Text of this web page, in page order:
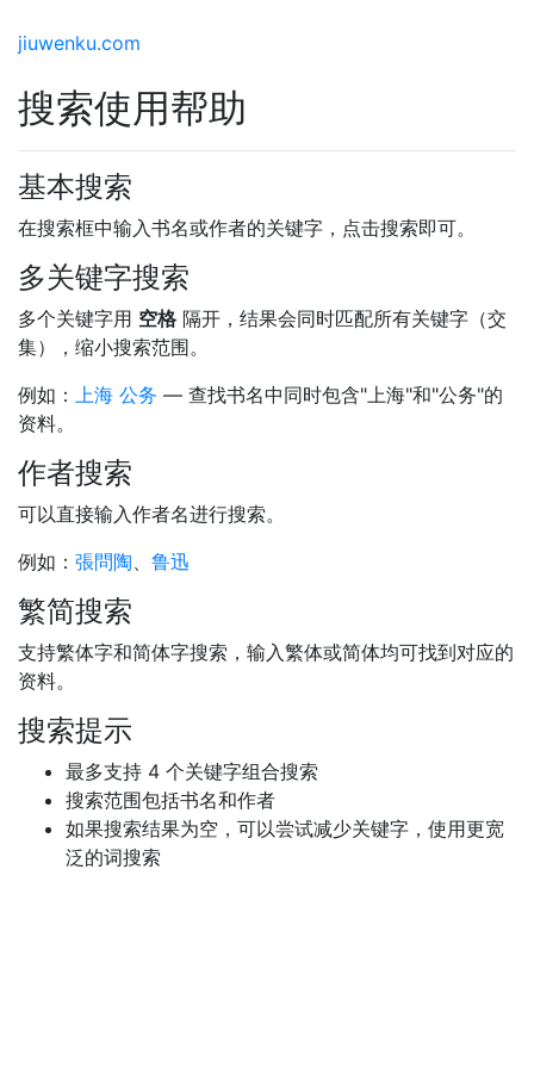
jiuwenku.com
搜索使用帮助
基本搜索
在搜索框中输入书名或作者的关键字，点击搜索即可。
多关键字搜索
多个关键字用 空格 隔开，结果会同时匹配所有关键字（交
集），缩小搜索范围。
例如： 上海 公务 — 查找书名中同时包含"上海"和"公务"的
资料。
作者搜索
可以直接输入作者名进行搜索。
例如： 張問陶、 鲁迅
繁简搜索
支持繁体字和简体字搜索，输入繁体或简体均可找到对应的
资料。
搜索提示
最多支持 4 个关键字组合搜索
搜索范围包括书名和作者
如果搜索结果为空，可以尝试减少关键字，使用更宽
泛的词搜索